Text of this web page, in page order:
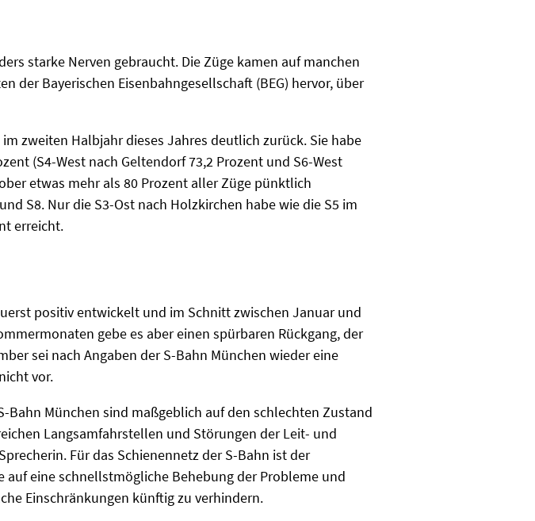
starke Nerven gebraucht. Die Züge kamen auf manchen
der Bayerischen Eisenbahngesellschaft (BEG) hervor, über
zweiten Halbjahr dieses Jahres deutlich zurück. Sie habe
(S4-West nach Geltendorf 73,2 Prozent und S6-West
etwas mehr als 80 Prozent aller Züge pünktlich
S8. Nur die S3-Ost nach Holzkirchen habe wie die S5 im
erreicht.
positiv entwickelt und im Schnitt zwischen Januar und
gebe es aber einen spürbaren Rückgang, der
sei nach Angaben der S-Bahn München wieder eine
vor.
München sind maßgeblich auf den schlechten Zustand
Langsamfahrstellen und Störungen der Leit- und
Für das Schienennetz der S-Bahn ist der
auf eine schnellstmögliche Behebung der Probleme und
Einschränkungen künftig zu verhindern.